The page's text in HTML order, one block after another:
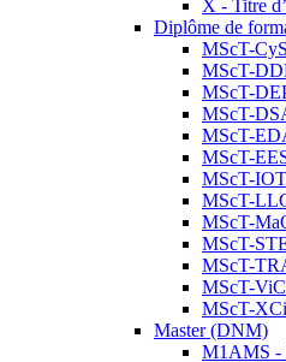
X - Titre
Diplôme de
MScT-
MScT-
MScT-
MScT-
MScT-
MScT-
MScT-
MScT-
MScT-
MScT-
MScT-
MScT-
MScT-
Master (DNM)
M1AMS -